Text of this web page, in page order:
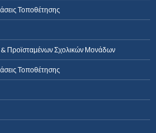
Τοποθέτησης
Προϊσταμένων Σχολικών Μονάδων
Τοποθέτησης